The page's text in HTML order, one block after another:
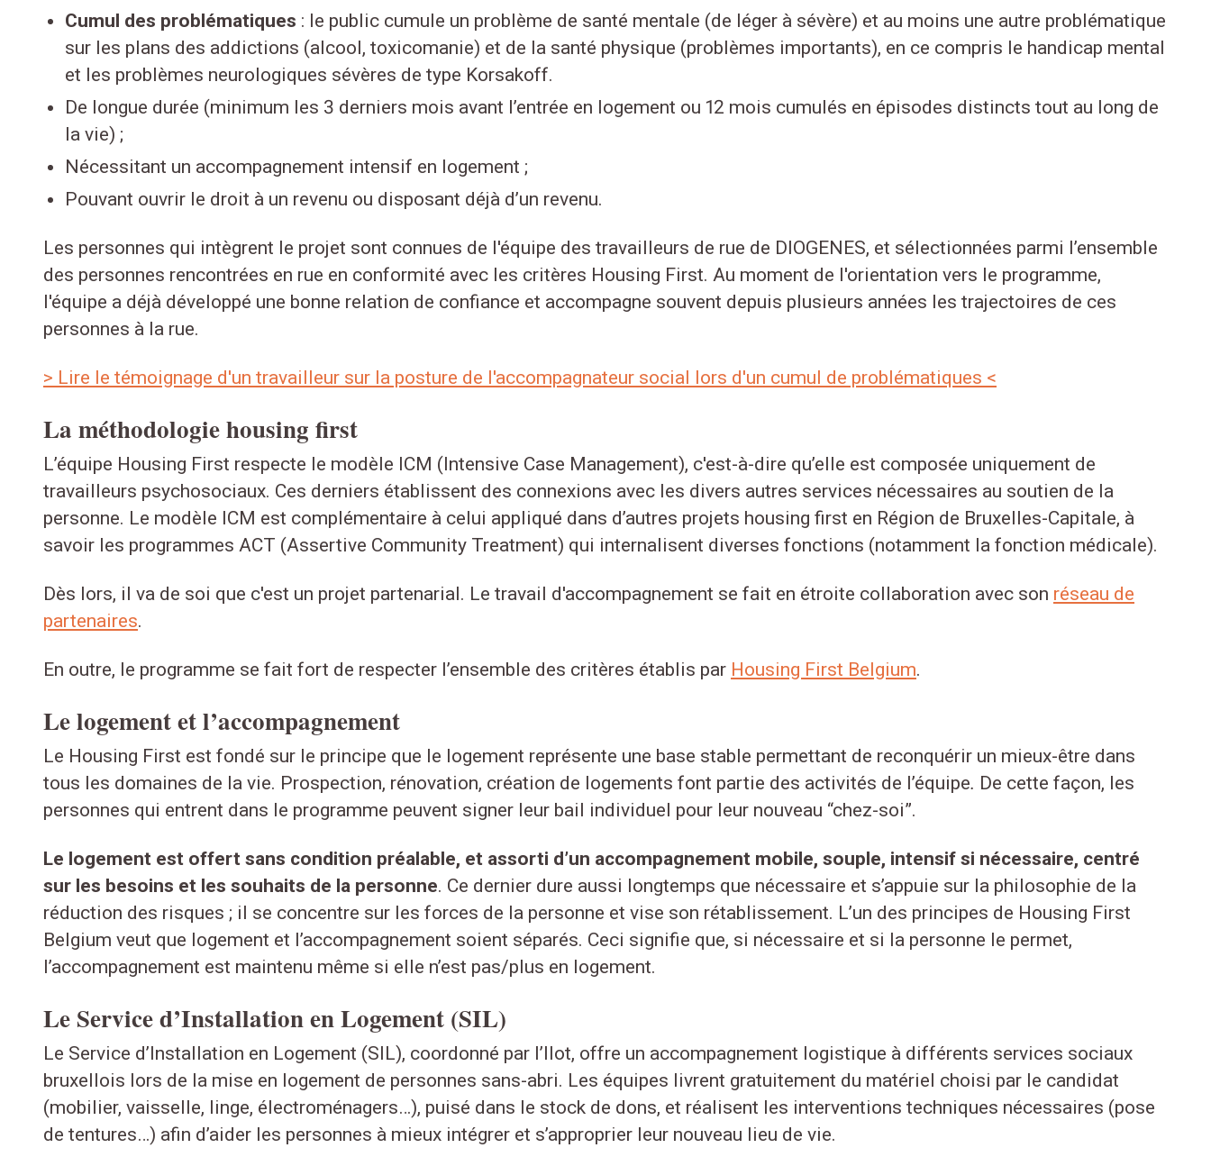
Cumul des problématiques : le public cumule un problème de santé mentale (de léger à sévère) et au moins une autre problématique
sur les plans des addictions (alcool, toxicomanie) et de la santé physique (problèmes importants), en ce compris le handicap mental
et les problèmes neurologiques sévères de type Korsakoff.
De longue durée (minimum les 3 derniers mois avant l’entrée en logement ou 12 mois cumulés en épisodes distincts tout au long de
la vie) ;
Nécessitant un accompagnement intensif en logement ;
Pouvant ouvrir le droit à un revenu ou disposant déjà d’un revenu.
Les personnes qui intègrent le projet sont connues de l'équipe des travailleurs de rue de DIOGENES, et sélectionnées parmi l’ensemble
des personnes rencontrées en rue en conformité avec les critères Housing First. Au moment de l'orientation vers le programme,
l'équipe a déjà développé une bonne relation de confiance et accompagne souvent depuis plusieurs années les trajectoires de ces
personnes à la rue.
> Lire le témoignage d'un travailleur sur la posture de l'accompagnateur social lors d'un cumul de problématiques <
La méthodologie housing first
L’équipe Housing First respecte le modèle ICM (Intensive Case Management), c'est-à-dire qu’elle est composée uniquement de
travailleurs psychosociaux. Ces derniers établissent des connexions avec les divers autres services nécessaires au soutien de la
personne. Le modèle ICM est complémentaire à celui appliqué dans d’autres projets housing first en Région de Bruxelles-Capitale, à
savoir les programmes ACT (Assertive Community Treatment) qui internalisent diverses fonctions (notamment la fonction médicale).
Dès lors, il va de soi que c'est un projet partenarial. Le travail d'accompagnement se fait en étroite collaboration avec son réseau de
partenaires.
En outre, le programme se fait fort de respecter l’ensemble des critères établis par Housing First Belgium.
Le logement et l’accompagnement
Le Housing First est fondé sur le principe que le logement représente une base stable permettant de reconquérir un mieux-être dans
tous les domaines de la vie. Prospection, rénovation, création de logements font partie des activités de l’équipe. De cette façon, les
personnes qui entrent dans le programme peuvent signer leur bail individuel pour leur nouveau “chez-soi”.
Le logement est offert sans condition préalable, et assorti d’un accompagnement mobile, souple, intensif si nécessaire, centré
sur les besoins et les souhaits de la personne. Ce dernier dure aussi longtemps que nécessaire et s’appuie sur la philosophie de la
réduction des risques ; il se concentre sur les forces de la personne et vise son rétablissement. L’un des principes de Housing First
Belgium veut que logement et l’accompagnement soient séparés. Ceci signifie que, si nécessaire et si la personne le permet,
l’accompagnement est maintenu même si elle n’est pas/plus en logement.
Le Service d’Installation en Logement (SIL)
Le Service d’Installation en Logement (SIL), coordonné par l’Ilot, offre un accompagnement logistique à différents services sociaux
bruxellois lors de la mise en logement de personnes sans-abri. Les équipes livrent gratuitement du matériel choisi par le candidat
(mobilier, vaisselle, linge, électroménagers…), puisé dans le stock de dons, et réalisent les interventions techniques nécessaires (pose
de tentures…) afin d’aider les personnes à mieux intégrer et s’approprier leur nouveau lieu de vie.